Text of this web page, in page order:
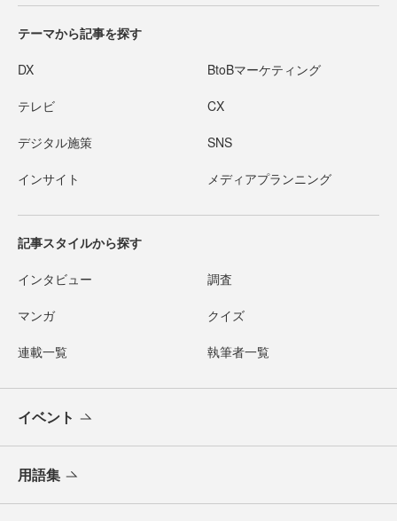
テーマから記事を探す
DX BtoBマーケティング
テレビ CX
デジタル施策 SNS
インサイト メディアプランニング
記事スタイルから探す
インタビュー 調査
マンガ クイズ
連載一覧 執筆者一覧
イベント
用語集